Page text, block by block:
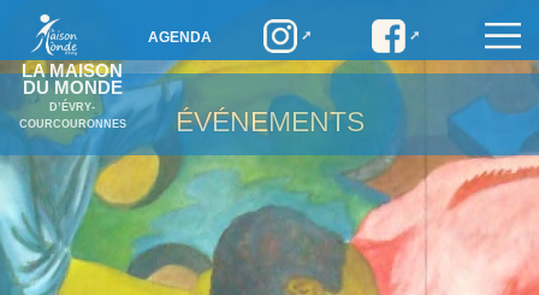
LA MAISON
DU MONDE
D’ÉVRY-
COURCOURONNES
AGENDA
ÉVÉNEMENTS